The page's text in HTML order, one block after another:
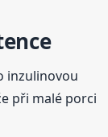
inzulinovou
při malé porci